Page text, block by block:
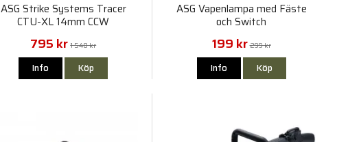
ASG Strike Systems Tracer
CTU-XL 14mm CCW
795 kr 1 540 kr
Info Köp
ASG Vapenlampa med Fäste
och Switch
199 kr 299 kr
Info Köp